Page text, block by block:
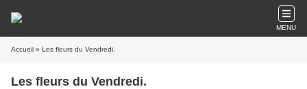
MENU
Accueil » Les fleurs du Vendredi.
Les fleurs du Vendredi.